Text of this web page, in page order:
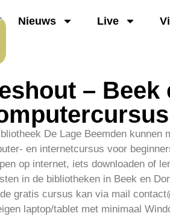
Nieuws Live
– Beek
De Lage Beemden
en internetcursus voor
op internet, iets downloaden of
in de bibliotheken in Beek en
gratis cursus kan via mail
laptop/tablet met minimaal